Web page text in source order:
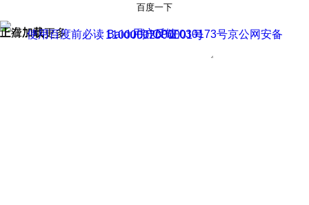
百度一下
正在加载
上滑加载更多 用户反馈
使用百度前必读 Baidu 京ICP证030173号
京公网安备11000002000001号